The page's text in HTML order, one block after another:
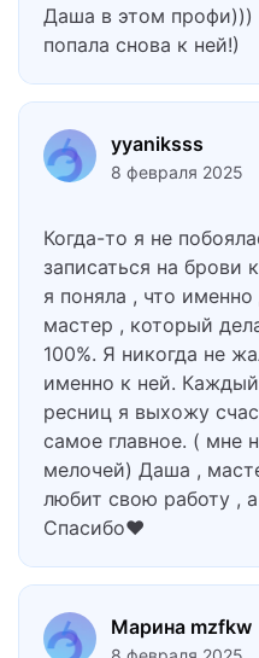
Даша в этом профи)))
попала снова к ней!)
yyaniksss
8 февраля 2025
Когда-то я не
записаться на
я поняла , что
мастер , который
100%. Я никогда не
именно к ней.
ресниц я выхожу
самое главное. ( мне
мелочей) Даша ,
любит свою работу ,
Спасибо❤️
Марина mzfkw